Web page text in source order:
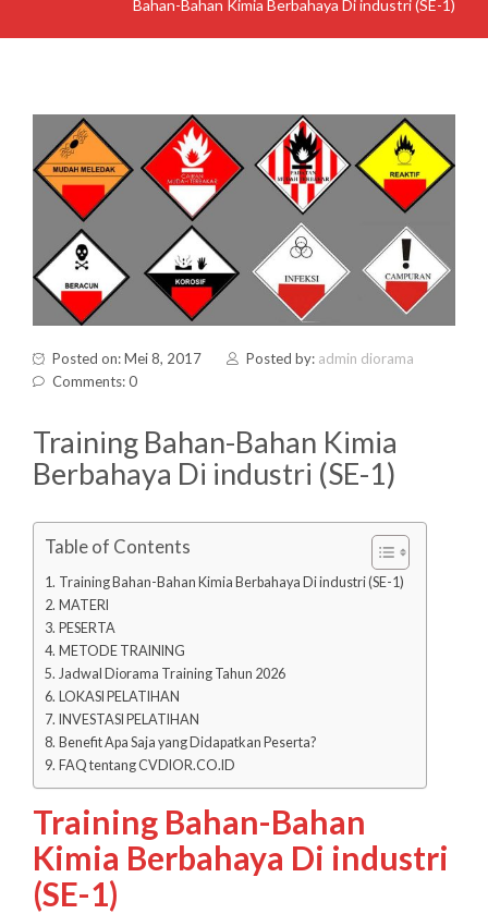
Bahan-Bahan Kimia Berbahaya Di industri (SE-1)
Posted on: Mei 8, 2017 Posted by: admin diorama
Comments: 0
Training Bahan-Bahan Kimia
Berbahaya Di industri (SE-1)
Table of Contents
Training Bahan-Bahan Kimia Berbahaya Di industri (SE-1)
MATERI
PESERTA
METODE TRAINING
Jadwal Diorama Training Tahun 2026
LOKASI PELATIHAN
INVESTASI PELATIHAN
Benefit Apa Saja yang Didapatkan Peserta?
FAQ tentang CVDIOR.CO.ID
Training Bahan-Bahan
Kimia Berbahaya Di industri
(SE-1)